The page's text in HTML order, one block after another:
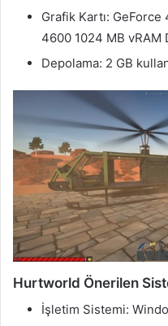
Grafik Kartı:
4600 1024 MB
Depolama: 2 GB
Hurtworld Önerilen
İşletim Sistemi: